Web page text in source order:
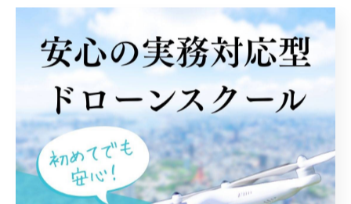
に予定されている資格制度変更にも対応した知識を提供
しており、受講者は常に最新の情報を得ることができま
す。さらに、講師たちは実務経験も豊富であるため、実
際の飛行シナリオに基づいた具体的な指導を受けられま
す。このような環境は、安全で効果的なドローン操縦技
術の習得をサポートし、受講者が自信を持って飛行に臨
めるようになるための大きな手助けとなるでしょう。